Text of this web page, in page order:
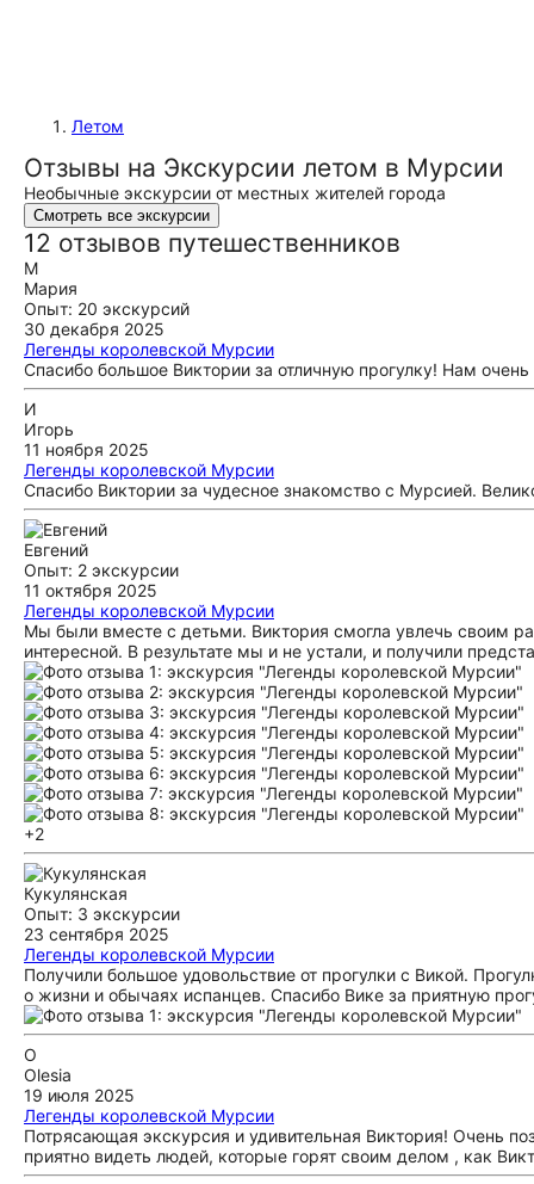
Летом
Отзывы на Экскурсии летом в Мурсии
Необычные экскурсии от местных жителей города
Смотреть все экскурсии
12 отзывов путешественников
М
Мария
Опыт: 20 экскурсий
30 декабря 2025
Легенды королевской Мурсии
Спасибо большое Виктории за отличную прогулку! Нам
И
Игорь
11 ноября 2025
Легенды королевской Мурсии
Спасибо Виктории за чудесное знакомство с Мурсией.
Евгений
Опыт: 2 экскурсии
11 октября 2025
Легенды королевской Мурсии
Мы были вместе с детьми. Виктория смогла увлечь своим
интересной. В результате мы и не устали, и получили
+2
Кукулянская
Опыт: 3 экскурсии
23 сентября 2025
Легенды королевской Мурсии
Получили большое удовольствие от прогулки с Викой.
о жизни и обычаях испанцев. Спасибо Вике за приятную
O
Olesia
19 июля 2025
Легенды королевской Мурсии
Потрясающая экскурсия и удивительная Виктория! Очень
приятно видеть людей, которые горят своим делом , как